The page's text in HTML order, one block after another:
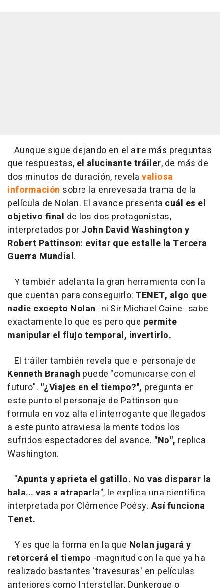
Aunque sigue dejando en el aire más preguntas
que respuestas, el alucinante tráiler, de más de
dos minutos de duración, revela valiosa
información sobre la enrevesada trama de la
película de Nolan. El avance presenta cuál es el
objetivo final de los dos protagonistas,
interpretados por John David Washington y
Robert Pattinson: evitar que estalle la Tercera
Guerra Mundial.
Y también adelanta la gran herramienta con la
que cuentan para conseguirlo: TENET, algo que
nadie excepto Nolan -ni Sir Michael Caine- sabe
exactamente lo que es pero que permite
manipular el flujo temporal, invertirlo.
El tráiler también revela que el personaje de
Kenneth Branagh puede "comunicarse con el
futuro". "¿Viajes en el tiempo?", pregunta en
este punto el personaje de Pattinson que
formula en voz alta el interrogante que llegados
a este punto atraviesa la mente todos los
sufridos espectadores del avance. "No", replica
Washington.
"Apunta y aprieta el gatillo. No vas disparar la
bala... vas a atraparla", le explica una científica
interpretada por Clémence Poésy. Así funciona
Tenet.
Y es que la forma en la que Nolan jugará y
retorcerá el tiempo -magnitud con la que ya ha
realizado bastantes 'travesuras' en películas
anteriores como Interstellar, Dunkerque o